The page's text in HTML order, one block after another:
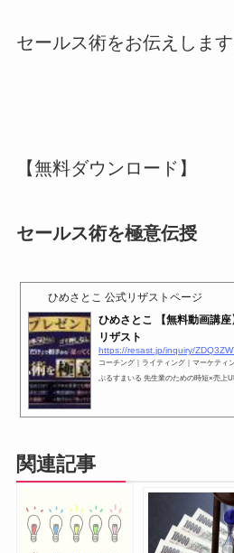
セールス術をお伝えします
【無料ダウンロード】
セールス術を極意伝授
ひめさとこ 公式リザストページ
ひめさとこ 【無料動画講
リザスト
https://resast.jp/inquiry/
コーチング｜ライティング｜マーケティ
ぷるすまいる 先生業のための時短×売上
関連記事